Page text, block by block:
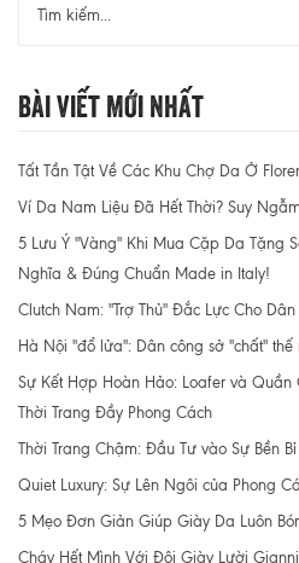
Bài Viết Mới Nhất
Tất Tần Tật Về Các Khu Chợ Da Ở
Ví Da Nam Liệu Đã Hết Thời? Suy
5 Lưu Ý "Vàng" Khi Mua Cặp Da Tặng
Nghĩa & Đúng Chuẩn Made in Italy!
Clutch Nam: "Trợ Thủ" Đắc Lực Cho
Hà Nội "đổ lửa": Dân công sở "chất"
Sự Kết Hợp Hoàn Hảo: Loafer và
Thời Trang Đầy Phong Cách
Thời Trang Chậm: Đầu Tư vào Sự Bền
Quiet Luxury: Sự Lên Ngôi của Phong
5 Mẹo Đơn Giản Giúp Giày Da Luôn
Cháy Hết Mình Với Đôi Giày Lười